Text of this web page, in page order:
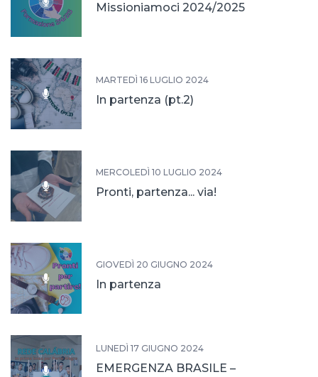
Missioniamoci 2024/2025
MARTEDÌ 16 LUGLIO 2024
In partenza (pt.2)
MERCOLEDÌ 10 LUGLIO 2024
Pronti, partenza... via!
GIOVEDÌ 20 GIUGNO 2024
In partenza
LUNEDÌ 17 GIUGNO 2024
EMERGENZA BRASILE –